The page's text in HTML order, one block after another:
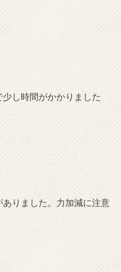
少し時間がかかりました
ありました。力加減に注意